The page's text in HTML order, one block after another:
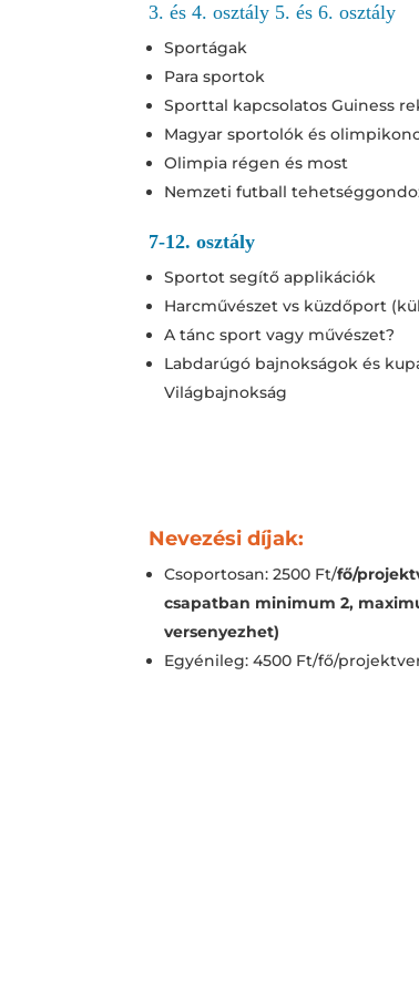
3. és 4. osztály 5. és 6. osztály
Sportágak
Para sportok
Sporttal kapcsolatos Guiness
Magyar sportolók és
Olimpia régen és most
Nemzeti futball
7-12. osztály
Sportot segítő applikációk
Harcművészet vs küzdőport
A tánc sport vagy művészet?
Labdarúgó bajnokságok és
Világbajnokság
Nevezési díjak:
Csoportosan: 2500 Ft/fő/
csapatban minimum 2,
versenyezhet)
Egyénileg: 4500 Ft/fő/